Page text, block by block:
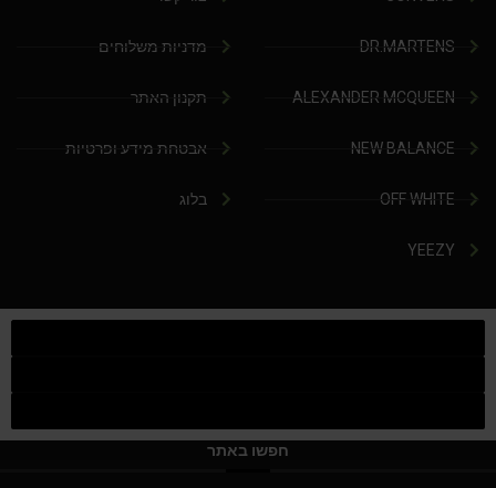
DR.MARTENS
ALEXANDER MCQUEEN
NEW BALANCE
OFF WHITE
YEEZY
מדניות משלוחים
תקנון האתר
אבטחת מידע ופרטיות
בלוג
חפשו באתר